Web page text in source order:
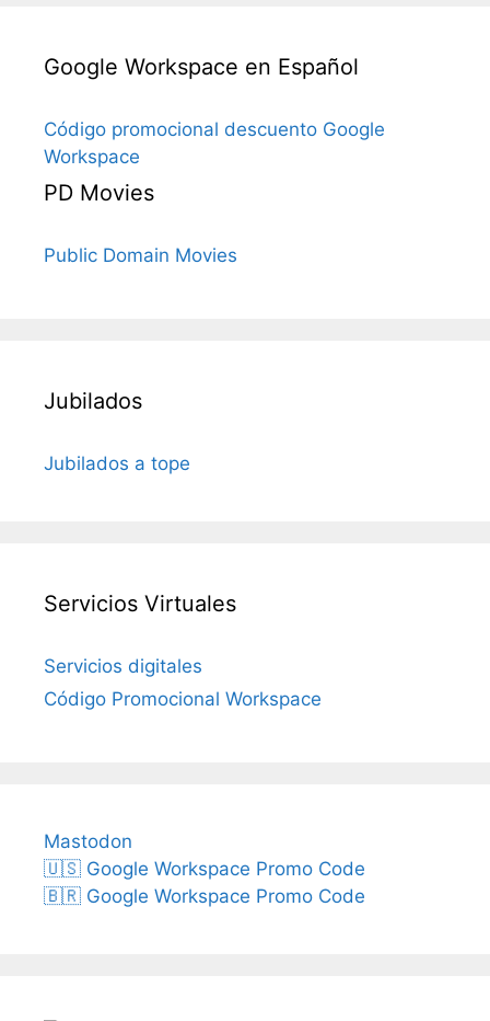
Google Workspace en Español
Código promocional descuento Google
Workspace
PD Movies
Public Domain Movies
Jubilados
Jubilados a tope
Servicios Virtuales
Servicios digitales
Código Promocional Workspace
Mastodon
🇺🇸 Google Workspace Promo Code
🇧🇷 Google Workspace Promo Code